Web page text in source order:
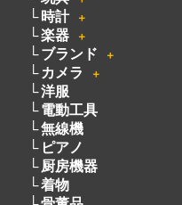
電動工具
無線機
ピアノ
厨房機器
着物
骨董品
釣具
絵画
お酒
オーディオ
貴金属